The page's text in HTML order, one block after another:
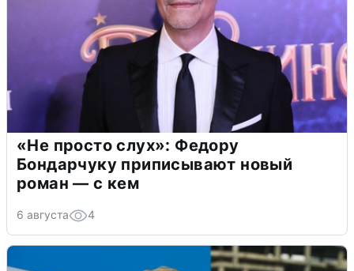
«Не просто слух»: Федору
Бондарчуку приписывают новый
роман — с кем
6 августа 4